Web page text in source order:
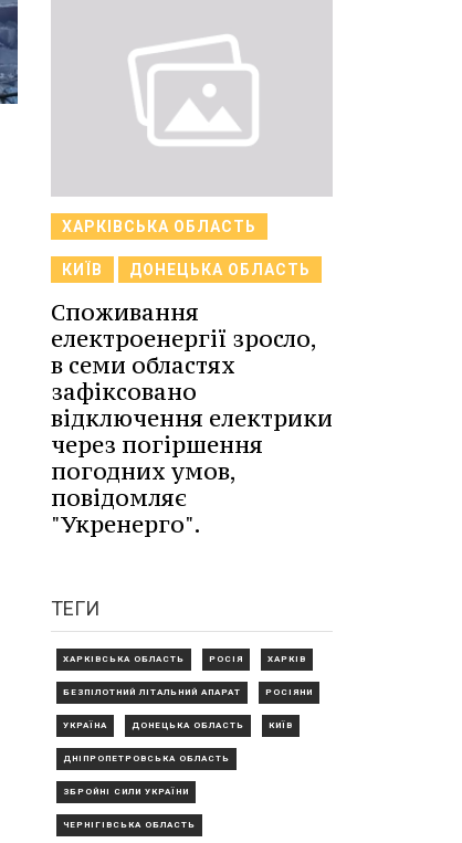
ХАРКІВСЬКА ОБЛАСТЬ
КИЇВ ДОНЕЦЬКА ОБЛАСТЬ
Споживання
електроенергії зросло,
в семи областях
зафіксовано
відключення електрики
через погіршення
погодних умов,
повідомляє
"Укренерго".
ТЕГИ
ХАРКІВСЬКА ОБЛАСТЬ РОСІЯ ХАРКІВ
БЕЗПІЛОТНИЙ ЛІТАЛЬНИЙ АПАРАТ РОСІЯНИ
УКРАЇНА ДОНЕЦЬКА ОБЛАСТЬ КИЇВ
ДНІПРОПЕТРОВСЬКА ОБЛАСТЬ
ЗБРОЙНІ СИЛИ УКРАЇНИ
ЧЕРНІГІВСЬКА ОБЛАСТЬ